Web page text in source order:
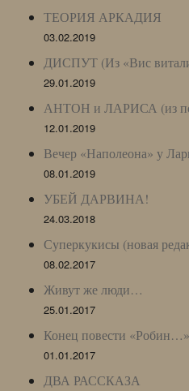
ТЕОРИЯ АРКАДИЯ
03.02.2019
ДИСПУТ (Из «Вис
29.01.2019
АНТОН и ЛАРИСА (из
12.01.2019
Вечер «Наполеона» у
08.01.2019
УБЕЙ ДАРВИНА!
24.03.2018
Суперкукисы (новая
08.02.2017
Живут же люди…
25.01.2017
Конец повести «Робин…»
01.01.2017
ДВА РАССКАЗА